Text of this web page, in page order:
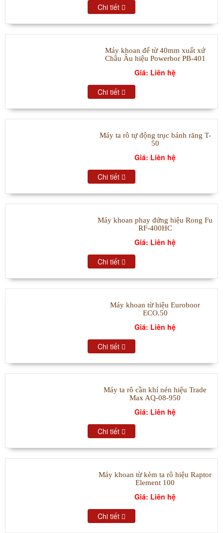
Chi tiết
Máy khoan đế từ 40mm xuất xứ
Châu Âu hiệu Powerbor PB-401
Giá: Liên hệ
Chi tiết
Máy ta rô tự động trục bánh răng T-
50
Giá: Liên hệ
Chi tiết
Máy khoan phay đứng hiệu Rong Fu
RF-400HC
Giá: Liên hệ
Chi tiết
Máy khoan từ hiệu Euroboor
ECO.50
Giá: Liên hệ
Chi tiết
Máy ta rô cần khí nén hiệu Trade
Max AQ-08-950
Giá: Liên hệ
Chi tiết
Máy khoan từ kèm ta rô hiệu Raptor
Element 100
Giá: Liên hệ
Chi tiết